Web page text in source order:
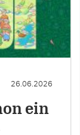
26.06.2026
ein